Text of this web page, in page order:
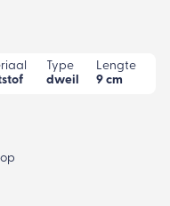
Type
dweil
Lengte
9 cm